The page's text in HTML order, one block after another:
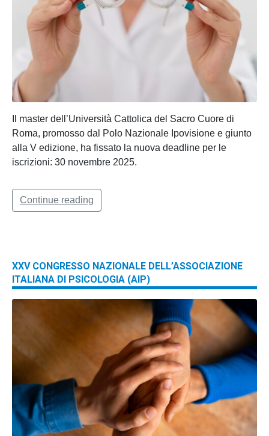
Il master dell’Università Cattolica del Sacro Cuore di
Roma, promosso dal Polo Nazionale Ipovisione e giunto
alla V edizione, ha fissato la nuova deadline per le
iscrizioni: 30 novembre 2025.
Continue reading
XXV CONGRESSO NAZIONALE DELL’ASSOCIAZIONE
ITALIANA DI PSICOLOGIA (AIP)